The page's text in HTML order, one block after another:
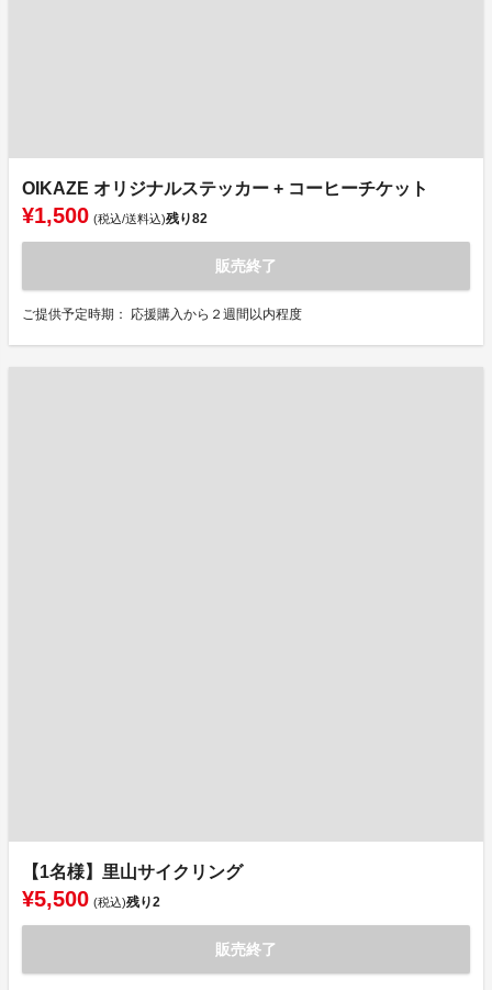
OIKAZE オリジナルステッカー + コーヒーチケット
¥1,500 (税込/送料込)残り82
販売終了
ご提供予定時期： 応援購入から２週間以内程度
【1名様】里山サイクリング
¥5,500 (税込)残り2
販売終了